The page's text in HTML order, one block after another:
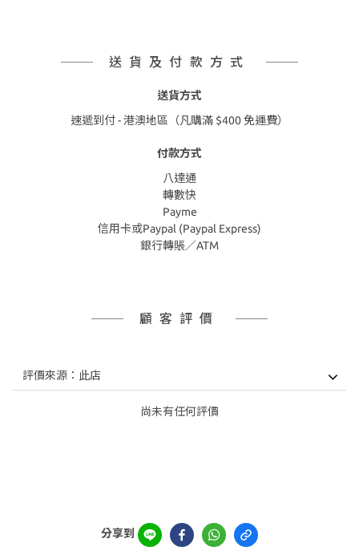
送貨及付款方式
送貨方式
速遞到付 - 港澳地區（凡購滿 $400 免運費）
付款方式
八達通
轉數快
Payme
信用卡或Paypal (Paypal Express)
銀行轉賬／ATM
顧客評價
尚未有任何評價
分享到